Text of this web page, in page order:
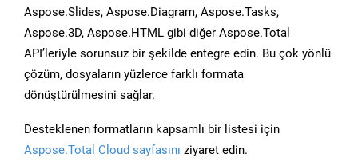
Aspose.Slides, Aspose.Diagram, Aspose.Tasks,
Aspose.3D, Aspose.HTML gibi diğer Aspose.Total
API’leriyle sorunsuz bir şekilde entegre edin. Bu çok yönlü
çözüm, dosyaların yüzlerce farklı formata
dönüştürülmesini sağlar.
Desteklenen formatların kapsamlı bir listesi için
Aspose.Total Cloud sayfasını ziyaret edin.